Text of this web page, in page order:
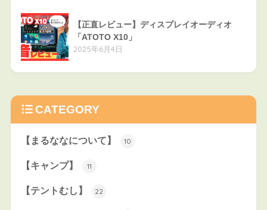
【正直レビュー】ディスプレイオーディオ
「ATOTO X10」
2025年6月4日
CATEGORY
【まるななについて】 10
【キャンプ】 11
【テントむし】 22